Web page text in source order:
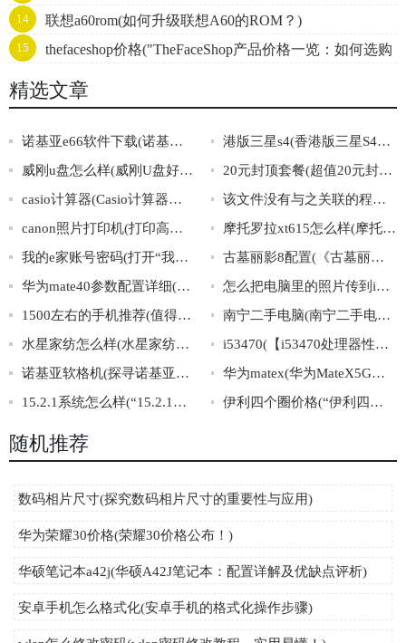
值不值得入手？)
14 联想a60rom(如何升级联想A60的ROM？)
15
thefaceshop价格("TheFaceShop产品价格一览：如何选购
最划算的护肤品？")
精选文章
诺基亚e66软件下载(诺基亚E66软件下载攻略大全)
港版三星s4(香港版三星S4手机介绍及详细参数解析)
威刚u盘怎么样(威刚U盘好用吗？高性价比沉稳实用，值得推荐！)
20元封顶套餐(超值20元封顶套餐，无限流量畅享！)
casio计算器(Casio计算器：功能超乎你的想象！)
该文件没有与之关联的程序来执行该操作(文件无关联程序：无法执行操作)
canon照片打印机(打印高清照片必备，Canon照片打印机推荐)
摩托罗拉xt615怎么样(摩托罗拉XT615的综合评价与使用感受)
我的e家账号密码(打开“我的e家账号密码”的正确方法)
古墓丽影8配置(《古墓丽影8》最低、推荐配置曝光！)
华为mate40参数配置详细(华为mate40详细参数配置)
怎么把电脑里的照片传到iphone里(电脑照片传iPhone方法大全！)
1500左右的手机推荐(值得购买的性价比高的1500元左右手机推荐)
南宁二手电脑(南宁二手电脑市场，轻松找到高性价比的二手笔记本、台式机、配件等！)
水星家纺怎么样(水星家纺口碑怎么样？)
i53470(【i53470处理器性能评测及对比分析】)
诺基亚软格机(探寻诺基亚软格机：传奇历程与未来前景)
华为matex(华为MateX5G手机震撼问世，弯折屏幕开启新视界！)
15.2.1系统怎么样(“15.2.1系统评测与使用分享”)
伊利四个圈价格(“伊利四圈价格”揭秘！)
随机推荐
数码相片尺寸(探究数码相片尺寸的重要性与应用)
华为荣耀30价格(荣耀30价格公布！)
华硕笔记本a42j(华硕A42J笔记本：配置详解及优缺点评析)
安卓手机怎么格式化(安卓手机的格式化操作步骤)